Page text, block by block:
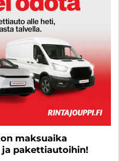
maksuaika
pakettiautoihin!